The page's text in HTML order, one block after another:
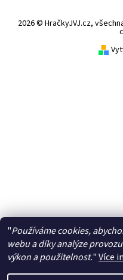
2026 © HračkyJVJ.cz,
"Používáme cookies,
webu a díky analýze
výkon a použitelnost."Více